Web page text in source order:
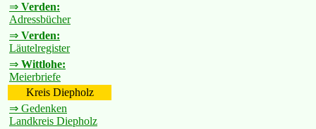
⇒ Verden:
Adressbücher
⇒ Verden:
Läutelregister
⇒ Wittlohe:
Meierbriefe
Kreis Diepholz
⇒ Gedenken
Landkreis Diepholz